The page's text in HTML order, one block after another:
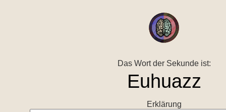
Das Wort der Sekunde ist:
Erklärung